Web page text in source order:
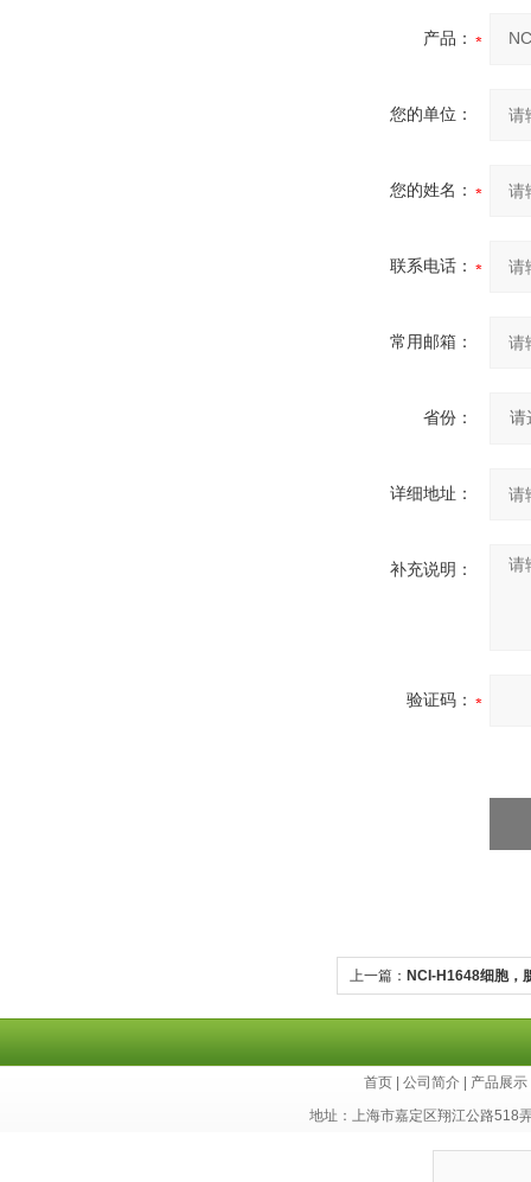
产品：
您的单位：
您的姓名：
联系电话：
常用邮箱：
省份：
详细地址：
补充说明：
验证码：
上一篇： NCI-H1648细胞，
首页 公司简介 产品展示
地址：上海市嘉定区翔江公路518